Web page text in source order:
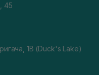
45
1В (Duck's Lake)